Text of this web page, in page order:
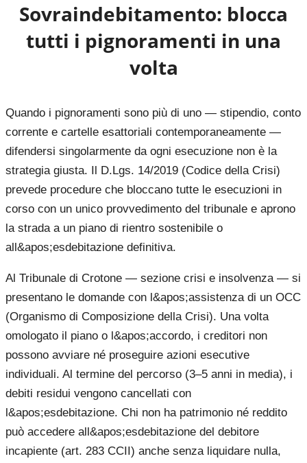
Sovraindebitamento: blocca
tutti i pignoramenti in una
volta
Quando i pignoramenti sono più di uno — stipendio, conto
corrente e cartelle esattoriali contemporaneamente —
difendersi singolarmente da ogni esecuzione non è la
strategia giusta. Il D.Lgs. 14/2019 (Codice della Crisi)
prevede procedure che bloccano tutte le esecuzioni in
corso con un unico provvedimento del tribunale e aprono
la strada a un piano di rientro sostenibile o
all&apos;esdebitazione definitiva.
Al Tribunale di Crotone — sezione crisi e insolvenza — si
presentano le domande con l&apos;assistenza di un OCC
(Organismo di Composizione della Crisi). Una volta
omologato il piano o l&apos;accordo, i creditori non
possono avviare né proseguire azioni esecutive
individuali. Al termine del percorso (3–5 anni in media), i
debiti residui vengono cancellati con
l&apos;esdebitazione. Chi non ha patrimonio né reddito
può accedere all&apos;esdebitazione del debitore
incapiente (art. 283 CCII) anche senza liquidare nulla,